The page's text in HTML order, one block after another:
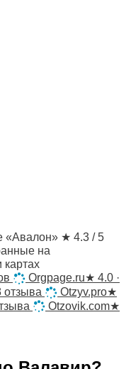
«Авалон» ★ 4.3 / 5
на
картах
Orgpage.ru★ 4.0 ·
отзыва Otzyv.pro★
Otzovik.com★